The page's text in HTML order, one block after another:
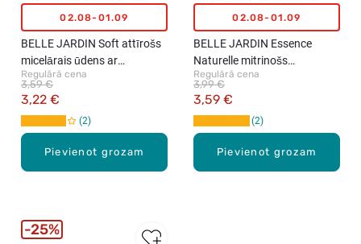
Pievienot grozam
02.08-01.09
BELLE JARDIN Soft attīrošs
micelārais ūdens ar
ehinācijas ekstraktu, 400ml
Regulārā cena
3,22 €
3,59 €
2
Pievienot grozam
02.08-01.09
BELLE JARDIN Essence
Naturelle mitrinošs
micelārais toniks 3in1, 500ml
Regulārā cena
3,59 €
3,99 €
2
25%